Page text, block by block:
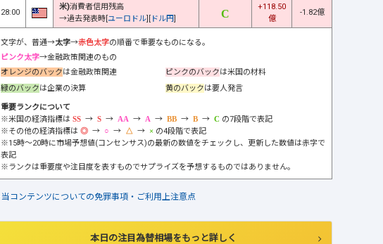
28:00
米)消費者信用残高
→過去発表時[ユーロドル][ ドル円]
+118.50
億
-1.82億
文字が、普通→太字→赤色太字の順番で重要なものになる。
ピンク太字→金融政策関連のもの
オレンジのバックは金融政策関連 ピンクのバックは米国の材料
緑のバックは企業の決算 黄のバックは要人発言
重要ランクについて
※米国の経済指標は
→ → → → → →
の7段階で表記
※その他の経済指標は
→ → →
の4段階で表記
※15時～20時に市場予想値(コンセンサス)の最新の数値をチェックし、更新した数値は赤字で
表記
※ランクは重要度や注目度を表すものでサプライズを予想するものではありません。
当コンテンツについての免罪事項・ご利用上注意点
本日の注目為替相場をもっと詳しく